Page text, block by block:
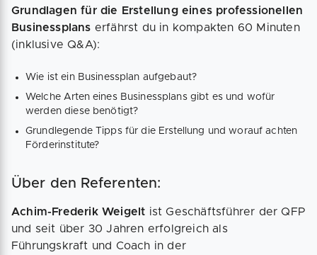
Grundlagen für die Erstellung eines professionellen
Businessplans erfährst du in kompakten 60 Minuten
(inklusive Q&A):
Wie ist ein Businessplan aufgebaut?
Welche Arten eines Businessplans gibt es und wofür
werden diese benötigt?
Grundlegende Tipps für die Erstellung und worauf achten
Förderinstitute?
Über den Referenten:
Achim-Frederik Weigelt ist Geschäftsführer der QFP
und seit über 30 Jahren erfolgreich als
Führungskraft und Coach in der